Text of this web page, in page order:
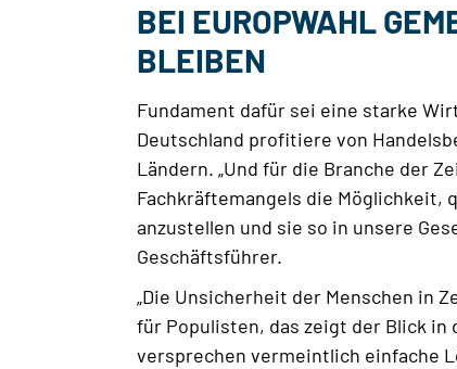
BEI EUROPWAHL
BLEIBEN
Fundament dafür sei eine starke
Deutschland profitiere von
Ländern. „Und für die Branche der
Fachkräftemangels die Möglichkeit,
anzustellen und sie so in unsere
Geschäftsführer.
„Die Unsicherheit der Menschen in
für Populisten, das zeigt der Blick in
versprechen vermeintlich einfache